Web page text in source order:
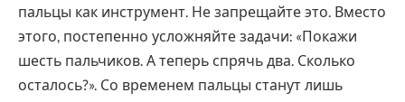
пальцы как инструмент. Не запрещайте это. Вместо
этого, постепенно усложняйте задачи: «Покажи
шесть пальчиков. А теперь спрячь два. Сколько
осталось?». Со временем пальцы станут лишь